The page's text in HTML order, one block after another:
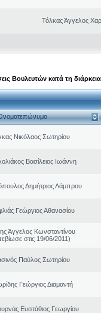
Τόλκας Άγγελος
Βουλευτών κατά τη
Νικόλαος Σωτηρίου
Βασίλειος Ιωάννη
Δημήτριος Λάμπρου
Γεώργιος Αθανασίου
Άγγελος Κωνσταντίνου
στις 19/06/2011)
Παύλος Σωτηρίου
Γεώργιος Διαμαντή
Ευστάθιος Γεωργίου